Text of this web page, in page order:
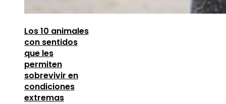
Los 10 animales
con sentidos
que les
permiten
sobrevivir en
condiciones
extremas